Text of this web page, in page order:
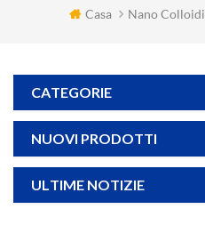
Casa Nano Colloidi
CATEGORIE
NUOVI PRODOTTI
ULTIME NOTIZIE